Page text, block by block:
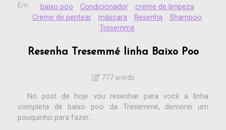
Em baixo poo Condicionador
creme de limpeza
Creme de pentear
máscara Resenha
Shampoo
Tresemmé
Resenha Tresemmé linha Baixo Poo
777 words
No post de hoje vou resenhar para você a linha
completa de baixo poo da Tresemmé, demorei um
pouquinho para fazer...